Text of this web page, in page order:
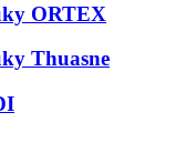
ORTEX
Thuasne